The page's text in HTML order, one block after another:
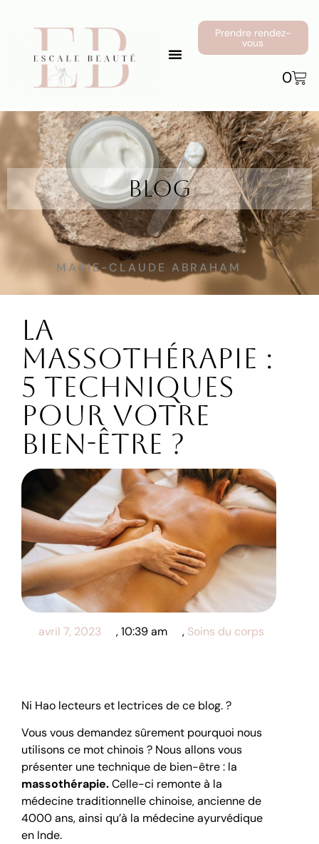
Prendre rendez-
vous
0
Blog
MARIE-CLAUDE ABRAHAM
La
massothérapie :
5 techniques
pour votre
bien-être ?
avril 7, 2023 , 10:39 am , Soins du corps
Ni Hao lecteurs et lectrices de ce blog. ?
Vous vous demandez sûrement pourquoi nous
utilisons ce mot chinois ? Nous allons vous
présenter une technique de bien-être : la
massothérapie.Celle-ci remonte à la
médecine traditionnelle chinoise, ancienne de
4000 ans, ainsi qu’à la médecine ayurvédique
en Inde.